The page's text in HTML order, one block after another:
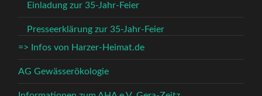
Einladung zur 35-Jahr-Feier
Presseerklärung zur 35-Jahr-Feier
=> Infos von Harzer-Heimat.de
AG Gewässerökologie